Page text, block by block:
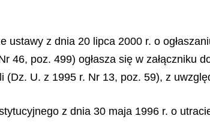
ustawy z dnia 20 lipca 2000 r. o
46, poz. 499) ogłasza się w załączniku
U. z 1995 r. Nr 13, poz. 59), z
z dnia 30 maja 1996 r. o